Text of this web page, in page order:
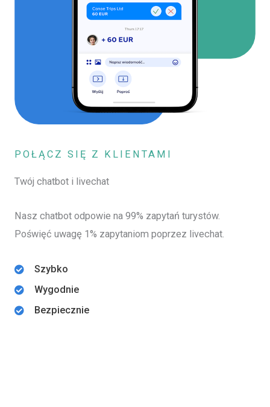
POŁĄCZ SIĘ Z KLIENTAMI
Twój chatbot i livechat
Nasz chatbot odpowie na 99% zapytań turystów.
Poświęć uwagę 1% zapytaniom poprzez livechat.
Szybko
Wygodnie
Bezpiecznie